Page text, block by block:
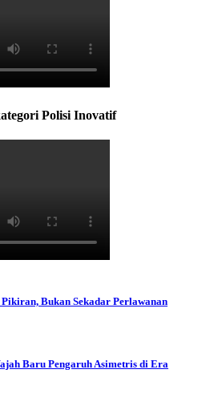
Polisi Inovatif
Bukan Sekadar Perlawanan
Baru Pengaruh Asimetris di Era